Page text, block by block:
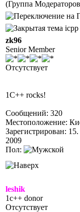
(Группа
icpp
zk96
Senior Member
Отсутствует
1C++ rocks!
Сообщений: 320
Местоположение:
Зарегистрирован:
2009
Пол:
leshik
1c++ donor
Отсутствует